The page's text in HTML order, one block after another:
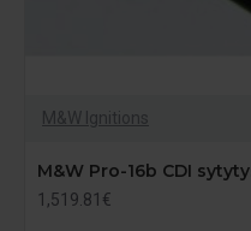
M&W Ignitions
M&W Pro-16b CDI
1,519.81€